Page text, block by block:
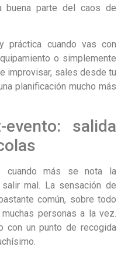
parte del caos de
práctica cuando vas con
o simplemente
improvisar, sales desde tu
planificación mucho más
evento: salida
cuando más se nota la
mal. La sensación de
común, sobre todo
personas a la vez.
con un punto de recogida